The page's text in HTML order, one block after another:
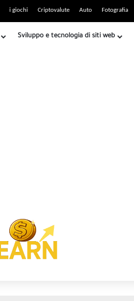
i giochi Criptovalute Auto Fotografia
Sviluppo e tecnologia di siti web